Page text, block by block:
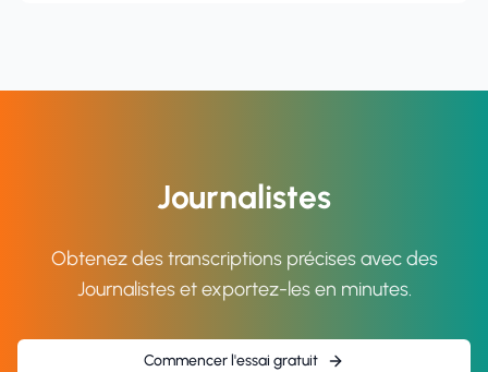
Journalistes
Obtenez des transcriptions précises avec des
Journalistes et exportez-les en minutes.
Commencer l'essai gratuit